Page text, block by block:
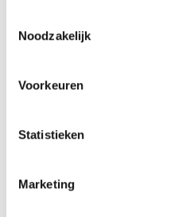
locatie, die tot een
scannen op
Lees meer over hoe uw
U kunt uw toestemming
intrekken in de
We gebruiken cookies om
personaliseren, om
Noodzakelijk
Voorkeuren
Statistieken
Marketing